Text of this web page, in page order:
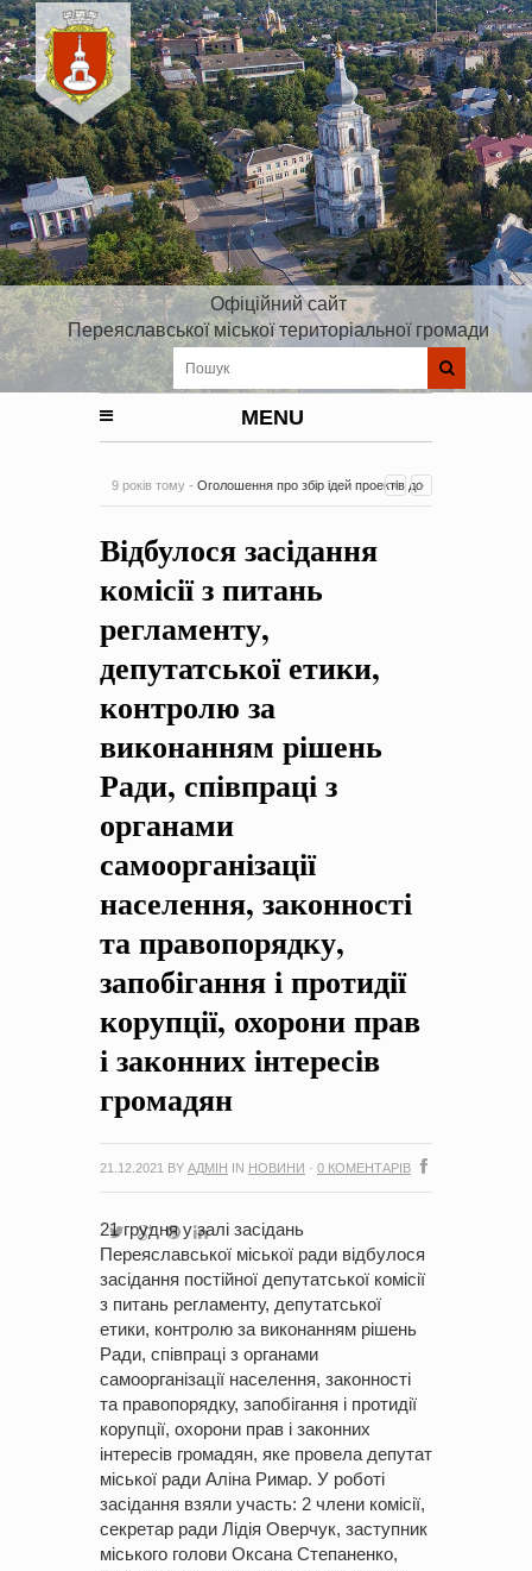
Офіційний сайт
Переяславської міської територіальної громади
MENU
9 років тому - Оголошення про збір ідей проектів до
на період 2018 – 2020 роки Оголошення про збір ідей
проектів-
Відбулося засідання
комісії з питань
регламенту,
депутатської етики,
контролю за
виконанням рішень
Ради, співпраці з
органами
самоорганізації
населення, законності
та правопорядку,
запобігання і протидії
корупції, охорони прав
і законних інтересів
громадян
21.12.2021 BY АДМІН IN НОВИНИ · 0 КОМЕНТАРІВ
21 грудня у залі засідань
Переяславської міської ради відбулося
засідання постійної депутатської комісії
з питань регламенту, депутатської
етики, контролю за виконанням рішень
Ради, співпраці з органами
самоорганізації населення, законності
та правопорядку, запобігання і протидії
корупції, охорони прав і законних
інтересів громадян, яке провела депутат
міської ради Аліна Римар. У роботі
засідання взяли участь: 2 члени комісії,
секретар ради Лідія Оверчук, заступник
міського голови Оксана Степаненко,